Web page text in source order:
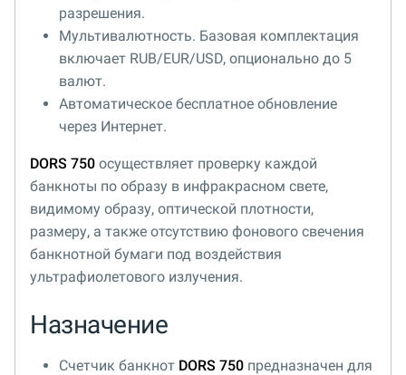
разрешения.
Мультивалютность. Базовая комплектация
включает RUB/EUR/USD, опционально до 5
валют.
Автоматическое бесплатное обновление
через Интернет.
DORS 750 осуществляет проверку каждой
банкноты по образу в инфракрасном свете,
видимому образу, оптической плотности,
размеру, а также отсутствию фонового свечения
банкнотной бумаги под воздействия
ультрафиолетового излучения.
Назначение
Счетчик банкнот DORS 750 предназначен для